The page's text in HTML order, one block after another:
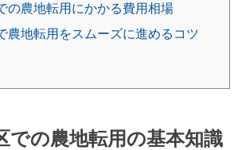
の農地転用にかかる費用相場
農地転用をスムーズに進めるコツ
での農地転用の基本知識